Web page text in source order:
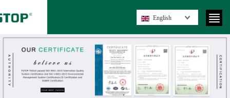
English